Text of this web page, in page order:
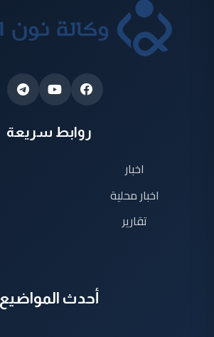
روابط سريعة
اخبار
اخبار محلية
تقارير
أحدث المواضيع